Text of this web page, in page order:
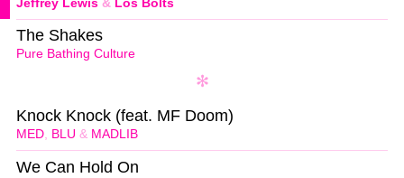
Jeffrey Lewis & Los Bolts
Pure Bathing Culture
The Shakes
MED, BLU & MADLIB
Knock Knock (feat. MF Doom)
We Can Hold On